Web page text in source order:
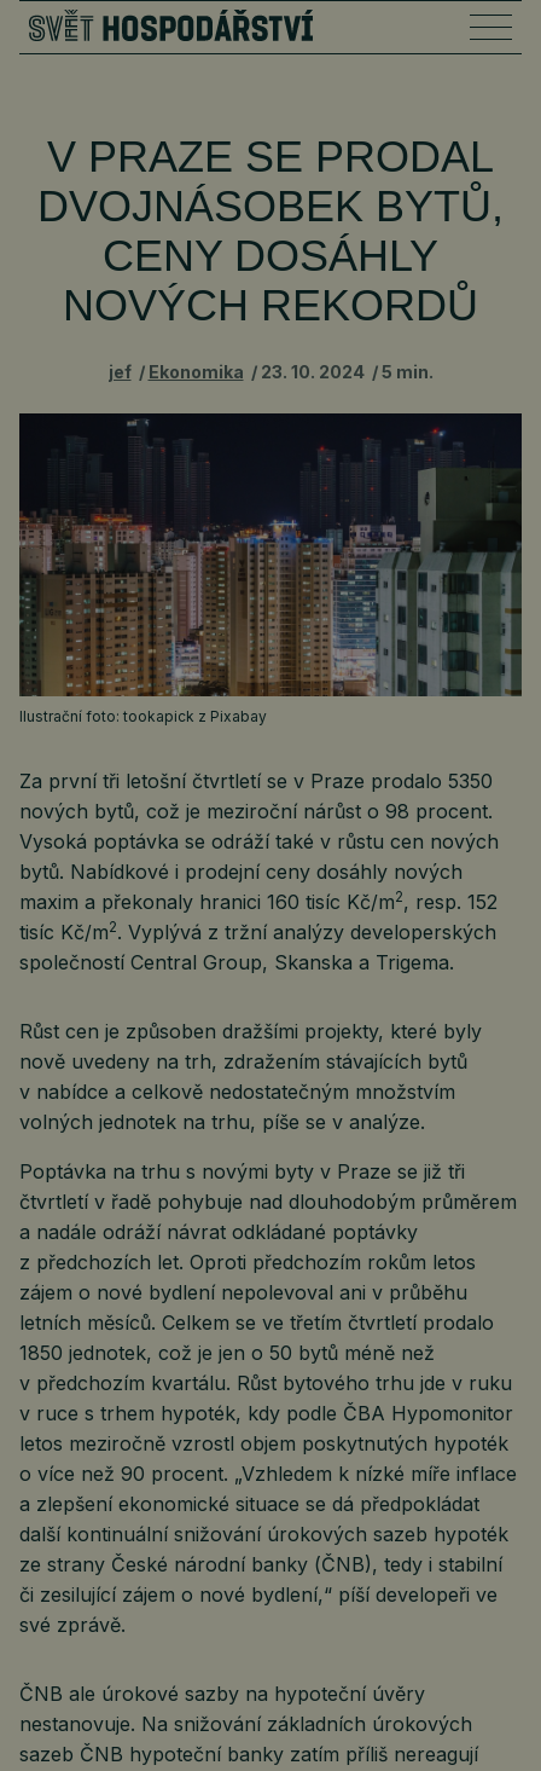
V PRAZE SE PRODAL
DVOJNÁSOBEK BYTŮ,
CENY DOSÁHLY
NOVÝCH REKORDŮ
jef Ekonomika 23. 10. 2024 5 min.
Ilustrační foto: tookapick z Pixabay
Za první tři letošní čtvrtletí se v Praze prodalo 5350
nových bytů, což je meziroční nárůst o 98 procent.
Vysoká poptávka se odráží také v růstu cen nových
bytů. Nabídkové i prodejní ceny dosáhly nových
maxim a překonaly hranici 160 tisíc Kč/m2, resp. 152
tisíc Kč/m2. Vyplývá z tržní analýzy developerských
společností Central Group, Skanska a Trigema.
Růst cen je způsoben dražšími projekty, které byly
nově uvedeny na trh, zdražením stávajících bytů
v nabídce a celkově nedostatečným množstvím
volných jednotek na trhu, píše se v analýze.
Poptávka na trhu s novými byty v Praze se již tři
čtvrtletí v řadě pohybuje nad dlouhodobým průměrem
a nadále odráží návrat odkládané poptávky
z předchozích let. Oproti předchozím rokům letos
zájem o nové bydlení nepolevoval ani v průběhu
letních měsíců. Celkem se ve třetím čtvrtletí prodalo
1850 jednotek, což je jen o 50 bytů méně než
v předchozím kvartálu. Růst bytového trhu jde v ruku
v ruce s trhem hypoték, kdy podle ČBA Hypomonitor
letos meziročně vzrostl objem poskytnutých hypoték
o více než 90 procent. „Vzhledem k nízké míře inflace
a zlepšení ekonomické situace se dá předpokládat
další kontinuální snižování úrokových sazeb hypoték
ze strany České národní banky (ČNB), tedy i stabilní
či zesilující zájem o nové bydlení,“ píší developeři ve
své zprávě.
ČNB ale úrokové sazby na hypoteční úvěry
nestanovuje. Na snižování základních úrokových
sazeb ČNB hypoteční banky zatím příliš nereagují